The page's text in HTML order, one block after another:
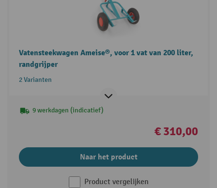
Vatensteekwagen Ameise®, voor 1 vat van 200 liter,
randgrijper
2 Varianten
9 werkdagen (indicatief)
€ 310,00
Naar het product
Product vergelijken